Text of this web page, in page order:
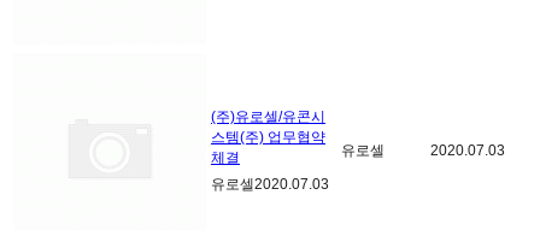
(주)유로셀/유콘시
스템(주) 업무협약
체결
유로셀2020.07.03
유로셀 2020.07.03